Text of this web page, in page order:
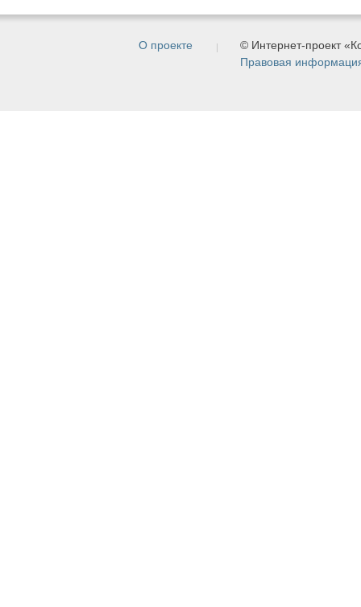
О проекте
© Интернет-проект
Правовая